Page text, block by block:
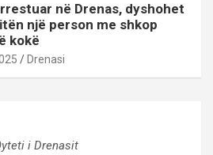
në Drenas, dyshohet
një person me shkop
kokë
Drenasi
i Drenasit